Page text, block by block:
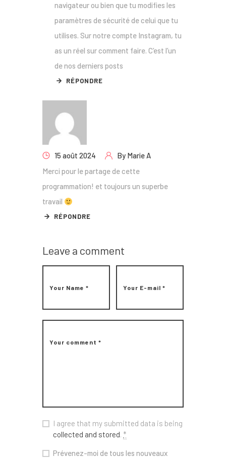
navigateur ou bien que tu modifies les
paramètres de sécurité de celui que tu
utilises. Sur notre compte Instagram, tu
as un réel sur comment faire. C’est l’un
de nos derniers posts
RÉPONDRE
15 août 2024 By Marie A
Merci pour le partage de cette
programmation! et toujours un superbe
travail
RÉPONDRE
Leave a comment
I agree that my submitted data is being
collected and stored. *
Prévenez-moi de tous les nouveaux